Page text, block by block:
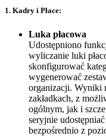
1. Kadry i Płace:
Luka płacowa
Udostępniono
wyliczanie luki
skonfigurować
wygenerować
organizacji. Wyniki
zakładkach, z
ogólnym, jak i
seryjnie
bezpośrednio z